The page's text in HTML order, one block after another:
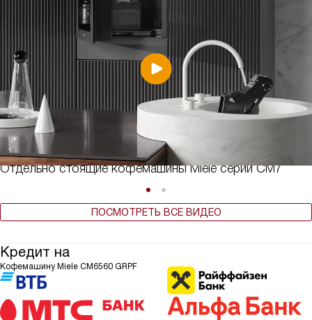
Отдельно стоящие кофемашины Miele серии CM7
ПОСМОТРЕТЬ ВСЕ ВИДЕО
Кредит на
Кофемашину Miele CM6560 GRPF